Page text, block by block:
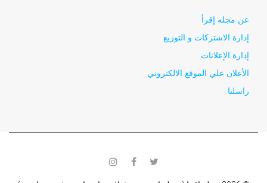
عن مجله إقرأ
إدارة الاشتركات و التوزيع
إدارة الإعلانات
الأعلان علي الموقع الالكتروني
راسلنا